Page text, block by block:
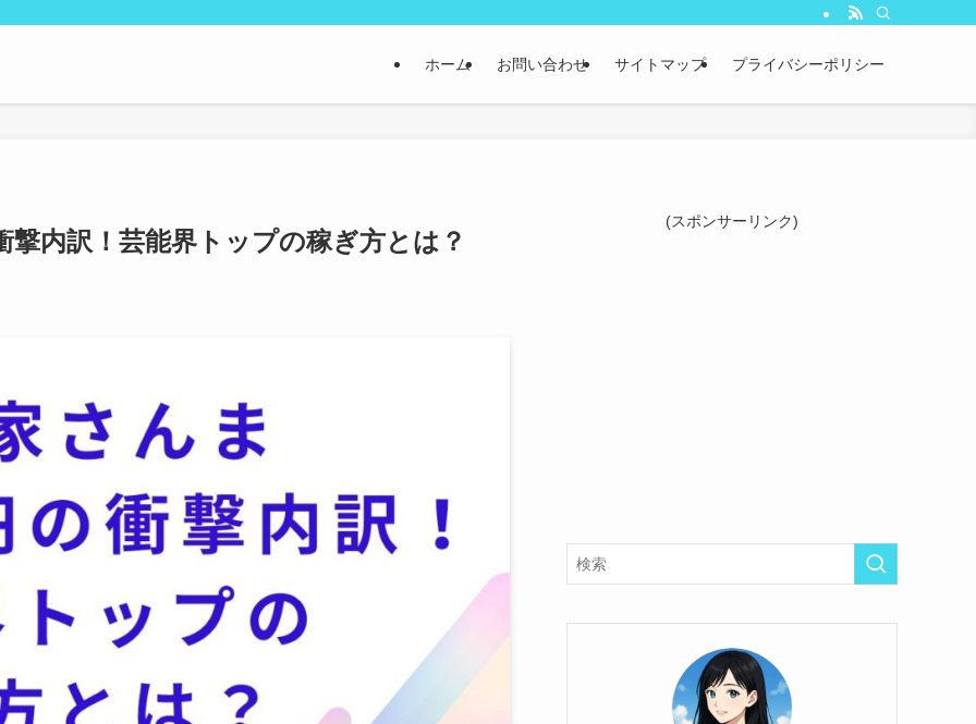
ホーム お問い合わせ サイトマップ プライバシーポリシー
内訳！芸能界トップの稼ぎ方とは？
(スポンサーリンク)